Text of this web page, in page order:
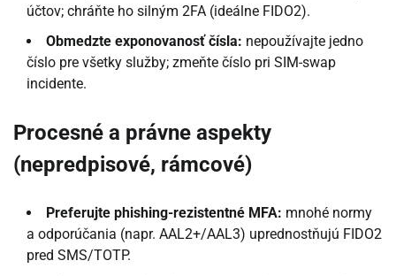
účtov; chráňte ho silným 2FA (ideálne FIDO2).
Obmedzte exponovanosť čísla: nepoužívajte jedno
číslo pre všetky služby; zmeňte číslo pri SIM-swap
incidente.
Procesné a právne aspekty
(nepredpisové, rámcové)
Preferujte phishing-rezistentné MFA: mnohé normy
a odporúčania (napr. AAL2+/AAL3) uprednostňujú FIDO2
pred SMS/TOTP.